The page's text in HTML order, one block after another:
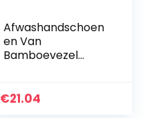
Afwashandschoen
en Van
Bamboevezel
One pair
€21.04